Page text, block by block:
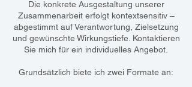
Die konkrete Ausgestaltung unserer
Zusammenarbeit erfolgt kontextsensitiv –
abgestimmt auf Verantwortung, Zielsetzung
und gewünschte Wirkungstiefe. Kontaktieren
Sie mich für ein individuelles Angebot.
Grundsätzlich biete ich zwei Formate an: